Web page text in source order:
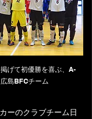
げて初優勝を喜ぶ、A-
島BFCチーム
ーのクラブチーム日